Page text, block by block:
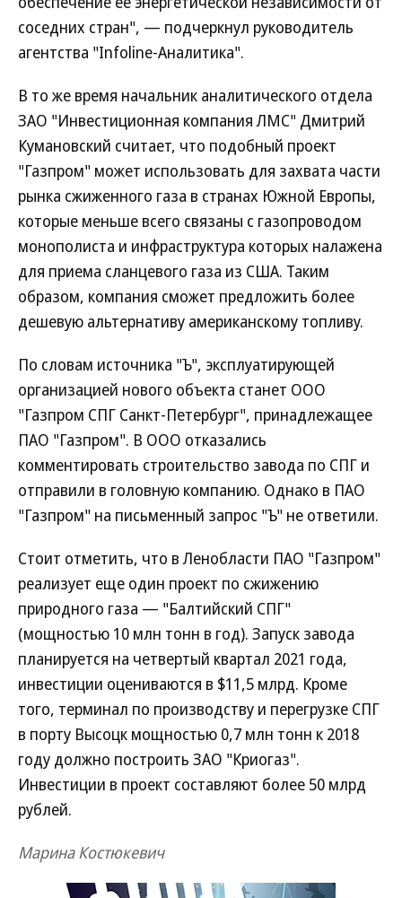
соседних стран", — подчеркнул руководитель
агентства "Infoline-Аналитика".
В то же время начальник аналитического отдела
ЗАО "Инвестиционная компания ЛМС" Дмитрий
Кумановский считает, что подобный проект
"Газпром" может использовать для захвата части
рынка сжиженного газа в странах Южной Европы,
которые меньше всего связаны с газопроводом
монополиста и инфраструктура которых налажена
для приема сланцевого газа из США. Таким
образом, компания сможет предложить более
дешевую альтернативу американскому топливу.
По словам источника "Ъ", эксплуатирующей
организацией нового объекта станет ООО
"Газпром СПГ Санкт-Петербург", принадлежащее
ПАО "Газпром". В ООО отказались
комментировать строительство завода по СПГ и
отправили в головную компанию. Однако в ПАО
"Газпром" на письменный запрос "Ъ" не ответили.
Стоит отметить, что в Ленобласти ПАО "Газпром"
реализует еще один проект по сжижению
природного газа — "Балтийский СПГ"
(мощностью 10 млн тонн в год). Запуск завода
планируется на четвертый квартал 2021 года,
инвестиции оцениваются в $11,5 млрд. Кроме
того, терминал по производству и перегрузке СПГ
в порту Высоцк мощностью 0,7 млн тонн к 2018
году должно построить ЗАО "Криогаз".
Инвестиции в проект составляют более 50 млрд
рублей.
Марина Костюкевич